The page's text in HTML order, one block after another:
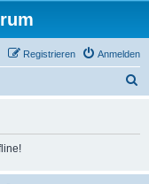
Anmelden
Registrieren